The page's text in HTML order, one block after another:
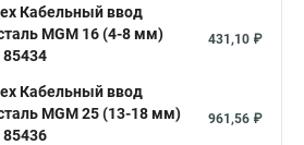
Кабельный ввод
MGM 16 (4-8 мм)
85434
431,10 ₽
Кабельный ввод
MGM 25 (13-18 мм)
85436
961,56 ₽